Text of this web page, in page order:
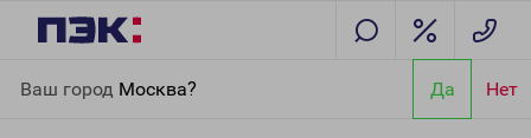
Ваш город Москва? Да Нет
Республика Крым